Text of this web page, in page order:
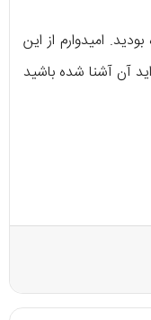
امیدوارم از این
آن آشنا شده باشید